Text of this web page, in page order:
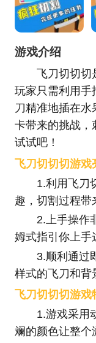
游戏介绍
飞刀切切
玩家只需利用手
刀精准地插在
卡带来的挑战，
试试吧！
飞刀切切切游戏
1.利用飞刀
趣，切割过程带
2.上手操作
姆式指引你上手
3.顺利通过
样式的飞刀和背
飞刀切切切游戏
1.游戏采用
斓的颜色让整个